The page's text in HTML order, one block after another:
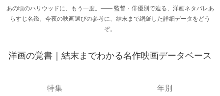
あの頃のハリウッドに、もう一度。―― 監督・俳優別で辿る、洋画ネタバレあ
らすじ名鑑。今夜の映画選びの参考に、結末まで網羅した詳細データをどう
ぞ。
洋画の覚書｜結末までわかる名作映画データベース
特集 年別